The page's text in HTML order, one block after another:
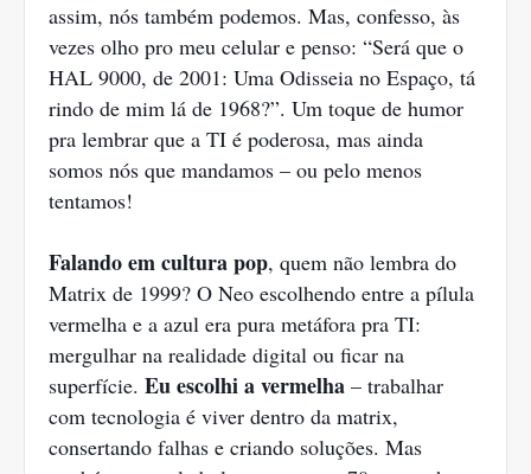
assim, nós também podemos. Mas, confesso, às
vezes olho pro meu celular e penso: “Será que o
HAL 9000, de 2001: Uma Odisseia no Espaço, tá
rindo de mim lá de 1968?”. Um toque de humor
pra lembrar que a TI é poderosa, mas ainda
somos nós que mandamos – ou pelo menos
tentamos!
Falando em cultura pop, quem não lembra do
Matrix de 1999? O Neo escolhendo entre a pílula
vermelha e a azul era pura metáfora pra TI:
mergulhar na realidade digital ou ficar na
superfície. Eu escolhi a vermelha – trabalhar
com tecnologia é viver dentro da matrix,
consertando falhas e criando soluções. Mas